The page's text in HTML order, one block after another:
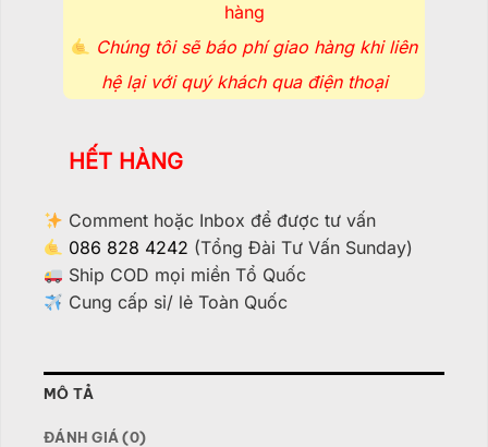
hàng
Chúng tôi sẽ báo phí giao hàng khi liên
hệ lại với quý khách qua điện thoại
HẾT HÀNG
Comment hoặc Inbox để được tư vấn
086 828 4242 (Tổng Đài Tư Vấn Sunday)
Ship COD mọi miền Tổ Quốc
Cung cấp sỉ/ lẻ Toàn Quốc
MÔ TẢ
ĐÁNH GIÁ (0)